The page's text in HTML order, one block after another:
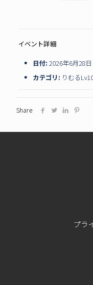
イベント詳細
日付: 2026年6月28日
カテゴリ: りむる
Share
プラ